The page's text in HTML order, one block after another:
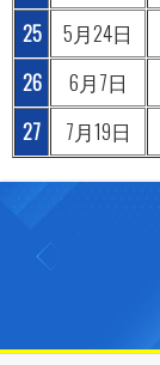
25
5月24日
26
6月7日
27
7月19日